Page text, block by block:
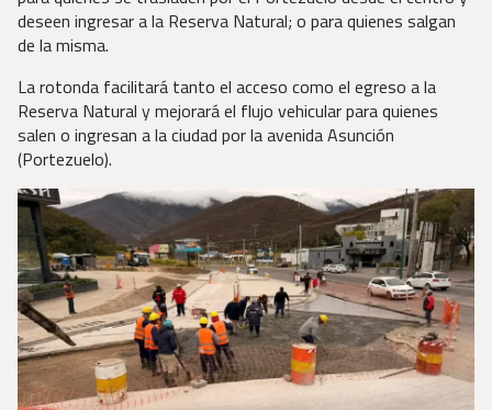
deseen ingresar a la Reserva Natural; o para quienes salgan
de la misma.
La rotonda facilitará tanto el acceso como el egreso a la
Reserva Natural y mejorará el flujo vehicular para quienes
salen o ingresan a la ciudad por la avenida Asunción
(Portezuelo).